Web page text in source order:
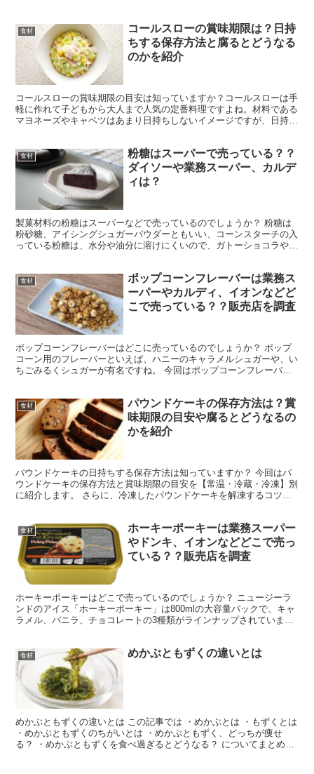
食材
コールスローの賞味期限は？日持
ちする保存方法と腐るとどうなる
のかを紹介
コールスローの賞味期限の目安は知っていますか？コールスローは手
軽に作れて子どもから大人まで人気の定番料理ですよね。材料である
マヨネーズやキャベツはあまり日持ちしないイメージですが、日持ち
食材
粉糖はスーパーで売っている？？
ダイソーや業務スーパー、カルデ
ィは？
製菓材料の粉糖はスーパーなどで売っているのでしょうか？ 粉糖は
粉砂糖、アイシングシュガーパウダーともいい、コーンスターチの入
っている粉糖は、水分や油分に溶けにくいので、ガトーショコラやチ
食材
ポップコーンフレーバーは業務ス
ーパーやカルディ、イオンなどど
こで売っている？？販売店を調査
ポップコーンフレーバーはどこに売っているのでしょうか？ ポップ
コーン用のフレーバーといえば、ハニーのキャラメルシュガーや、い
ちごみるくシュガーが有名ですね。 今回はポップコーンフレーバー
食材
パウンドケーキの保存方法は？賞
味期限の目安や腐るとどうなるの
かを紹介
パウンドケーキの日持ちする保存方法は知っていますか？ 今回はパ
ウンドケーキの保存方法と賞味期限の目安を【常温・冷蔵・冷凍】別
に紹介します。 さらに、冷凍したパウンドケーキを解凍するコツや
食材
ホーキーポーキーは業務スーパー
やドンキ、イオンなどどこで売っ
ている？？販売店を調査
ホーキーポーキーはどこで売っているのでしょうか？ ニュージーラ
ンドのアイス「ホーキーポーキー」は800mlの大容量パックで、キャ
ラメル、バニラ、チョコレートの3種類がラインナップされていま
食材 めかぶともずくの違いとは
めかぶともずくの違いとは この記事では ・めかぶとは ・もずくとは
・めかぶともずくのちがいとは ・めかぶともずく、どっちが痩せ
る？ ・めかぶともずくを食べ過ぎるとどうなる？ についてまとめま